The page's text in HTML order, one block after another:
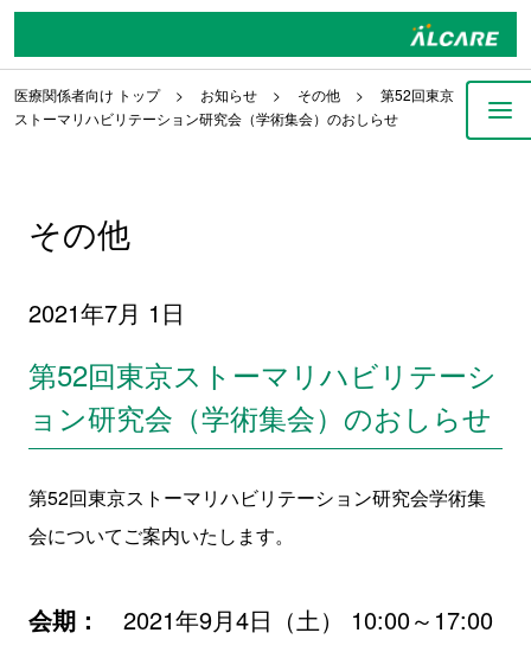
医療関係者向け トップ お知らせ その他
第52回東京
ストーマリハビリテーション研究会（学術集会）のおしらせ
その他
2021年7月 1日
第52回東京ストーマリハビリテーシ
ョン研究会（学術集会）のおしらせ
第52回東京ストーマリハビリテーション研究会学術集
会についてご案内いたします。
会期： 2021年9月4日（土） 10:00～17:00